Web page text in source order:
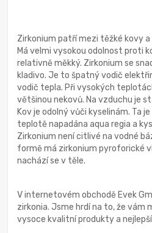
Zirkonium patří mezi těžké kovy
Má velmi vysokou odolnost proti
relativně měkký. Zirkonium se
kladivo. Je to špatný vodič
vodič tepla. Při vysokých
většinou nekovů. Na vzduchu je
Kov je odolný vůči kyselinám. Ta
teplotě napadána aqua regia a
Zirkonium není citlivé na vodné
formě má zirkonium pyroforické
nachází se v těle.
V internetovém obchodě Evek
zirkonia. Jsme hrdí na to, že vám
vysoce kvalitní produkty a nejlepší